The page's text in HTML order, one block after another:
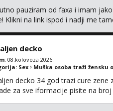
pauziram od faxa i imam
Klikni na link ispod i nadji me
decko
: 08.kolovoza 2026.
Sex Muška osoba traži žensku
decko 34 god trazi cure zene
za sve iformacije pisite na